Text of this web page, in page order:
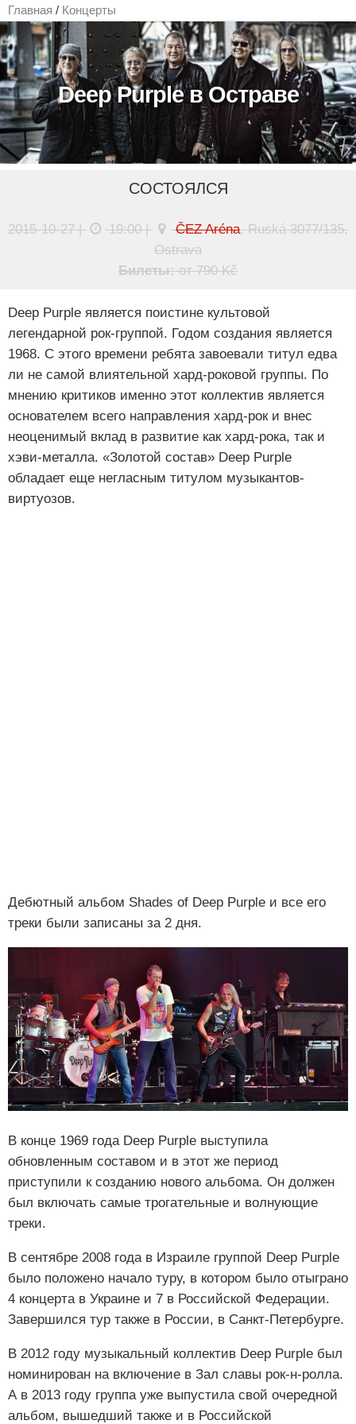
Главная / Концерты
Deep Purple в Остраве
СОСТОЯЛСЯ
2015-10-27 | 19:00 | ČEZ Aréna, Ruská 3077/135,
Ostrava
Билеты:от 790 Kč
Deep Purple является поистине культовой
легендарной рок-группой. Годом создания является
1968. С этого времени ребята завоевали титул едва
ли не самой влиятельной хард-роковой группы. По
мнению критиков именно этот коллектив является
основателем всего направления хард-рок и внес
неоценимый вклад в развитие как хард-рока, так и
хэви-металла. «Золотой состав» Deep Purple
обладает еще негласным титулом музыкантов-
виртуозов.
Дебютный альбом Shades of Deep Purple и все его
треки были записаны за 2 дня.
В конце 1969 года Deep Purple выступила
обновленным составом и в этот же период
приступили к созданию нового альбома. Он должен
был включать самые трогательные и волнующие
треки.
В сентябре 2008 года в Израиле группой Deep Purple
было положено начало туру, в котором было отыграно
4 концерта в Украине и 7 в Российской Федерации.
Завершился тур также в России, в Санкт-Петербурге.
В 2012 году музыкальный коллектив Deep Purple был
номинирован на включение в Зал славы рок-н-ролла.
А в 2013 году группа уже выпустила свой очередной
альбом, вышедший также и в Российской